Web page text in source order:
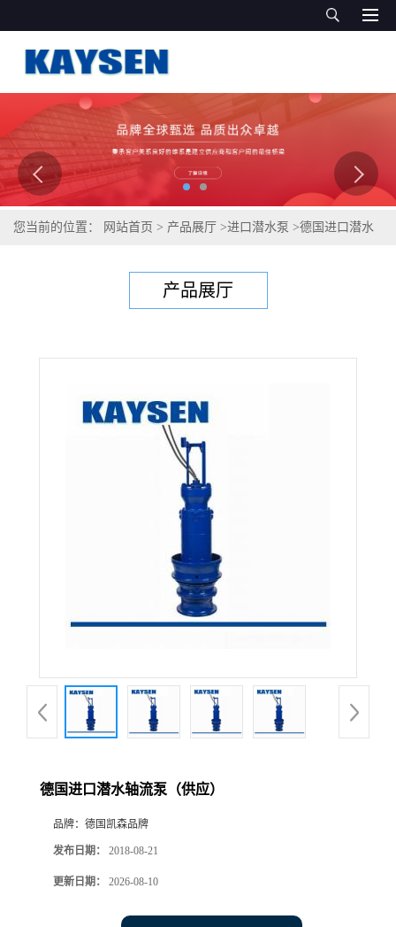
您当前的位置： 网站首页 > 产品展厅 >进口潜水泵 >德国进口潜水
产品展厅
德国进口潜水轴流泵（供应）
品牌： 德国凯森品牌
发布日期： 2018-08-21
更新日期： 2026-08-10